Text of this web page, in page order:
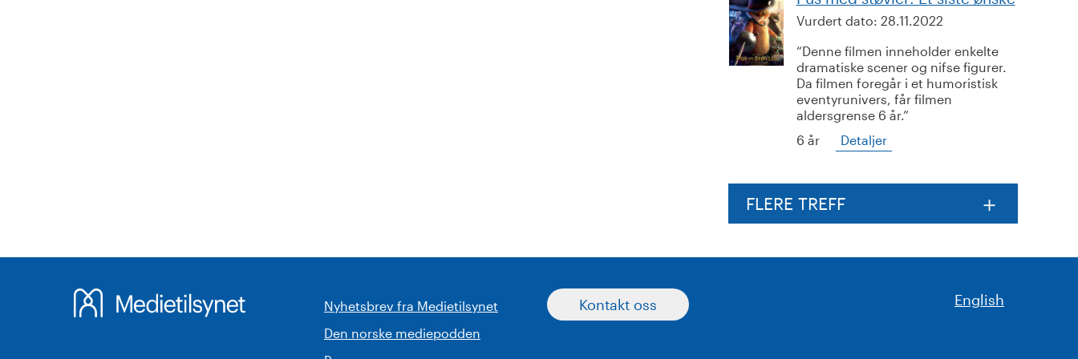
Vurdert dato: 28.11.2022
Denne filmen inneholder enkelte
dramatiske scener og nifse figurer.
Da filmen foregår i et humoristisk
eventyrunivers, får filmen
aldersgrense 6 år.
6 år
Detaljer
FLERE TREFF
Nyhetsbrev fra Medietilsynet
Den norske mediepodden
Kontakt oss English